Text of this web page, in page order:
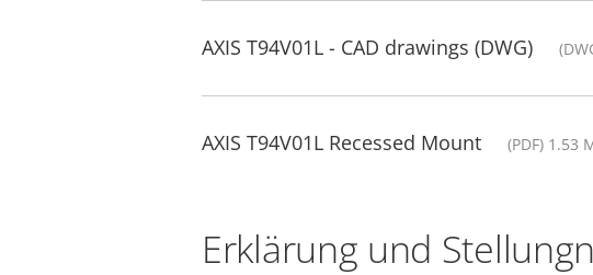
AXIS T94V01L - CAD drawings (DWG)
AXIS T94V01L Recessed Mount (PDF) 1.53
Erklärung und